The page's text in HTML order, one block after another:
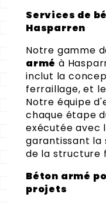
Services de
Hasparren
Notre gamme
armé à
inclut la
ferraillage, et
Notre équipe
chaque étape
exécutée avec
garantissant la
de la structure
Béton armé
projets